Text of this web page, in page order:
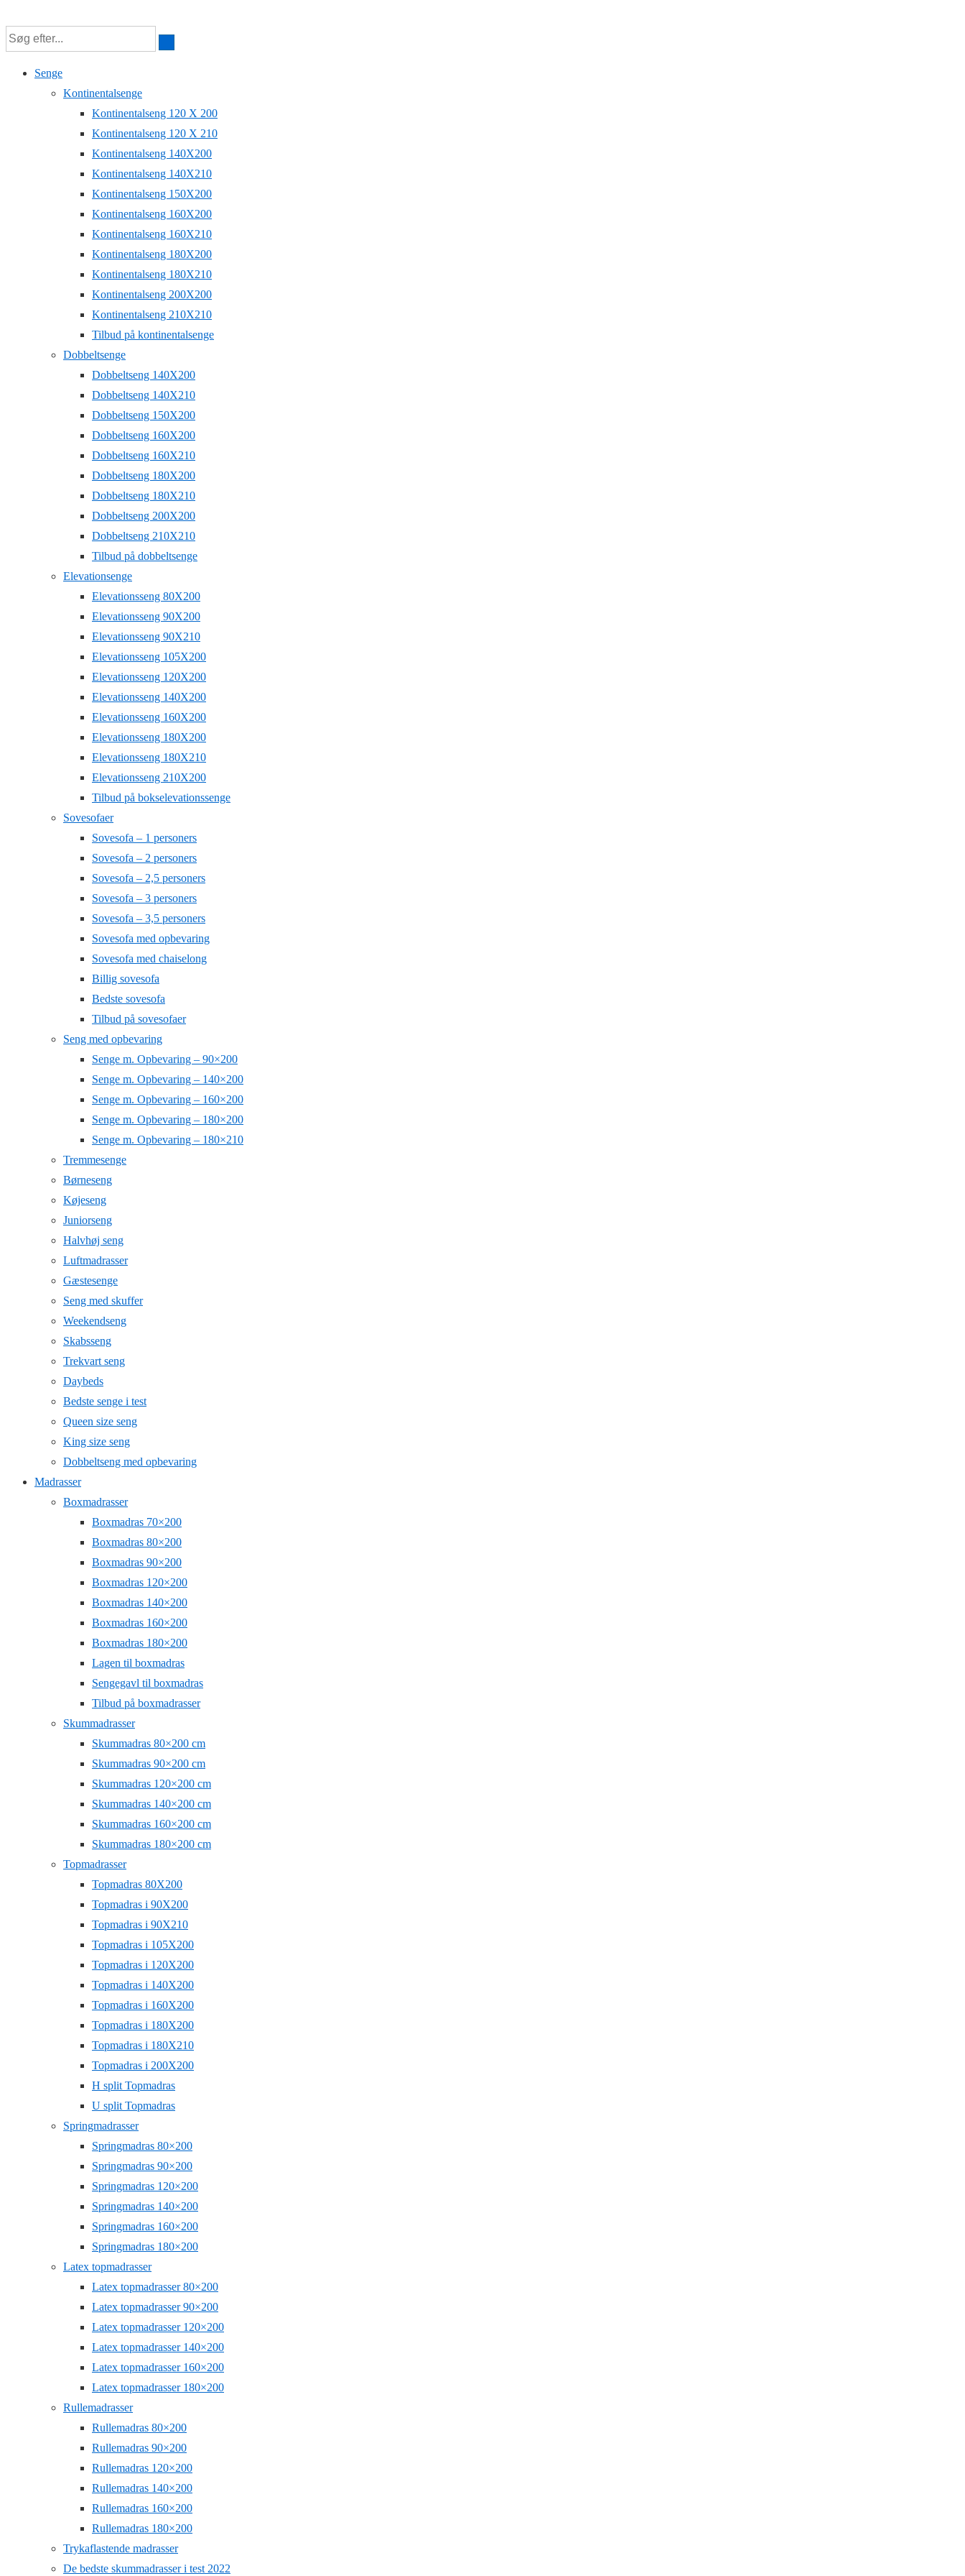
Hop
til
hovedindhold
Senge
Kontinentalsenge
Kontinentalseng 120 X 200
Kontinentalseng 120 X 210
Kontinentalseng 140X200
Kontinentalseng 140X210
Kontinentalseng 150X200
Kontinentalseng 160X200
Kontinentalseng 160X210
Kontinentalseng 180X200
Kontinentalseng 180X210
Kontinentalseng 200X200
Kontinentalseng 210X210
Tilbud på kontinentalsenge
Dobbeltsenge
Dobbeltseng 140X200
Dobbeltseng 140X210
Dobbeltseng 150X200
Dobbeltseng 160X200
Dobbeltseng 160X210
Dobbeltseng 180X200
Dobbeltseng 180X210
Dobbeltseng 200X200
Dobbeltseng 210X210
Tilbud på dobbeltsenge
Elevationsenge
Elevationsseng 80X200
Elevationsseng 90X200
Elevationsseng 90X210
Elevationsseng 105X200
Elevationsseng 120X200
Elevationsseng 140X200
Elevationsseng 160X200
Elevationsseng 180X200
Elevationsseng 180X210
Elevationsseng 210X200
Tilbud på bokselevationssenge
Sovesofaer
Sovesofa – 1 personers
Sovesofa – 2 personers
Sovesofa – 2,5 personers
Sovesofa – 3 personers
Sovesofa – 3,5 personers
Sovesofa med opbevaring
Sovesofa med chaiselong
Billig sovesofa
Bedste sovesofa
Tilbud på sovesofaer
Seng med opbevaring
Senge m. Opbevaring – 90×200
Senge m. Opbevaring – 140×200
Senge m. Opbevaring – 160×200
Senge m. Opbevaring – 180×200
Senge m. Opbevaring – 180×210
Tremmesenge
Børneseng
Køjeseng
Juniorseng
Halvhøj seng
Luftmadrasser
Gæstesenge
Seng med skuffer
Weekendseng
Skabsseng
Trekvart seng
Daybeds
Bedste senge i test
Queen size seng
King size seng
Dobbeltseng med opbevaring
Madrasser
Boxmadrasser
Boxmadras 70×200
Boxmadras 80×200
Boxmadras 90×200
Boxmadras 120×200
Boxmadras 140×200
Boxmadras 160×200
Boxmadras 180×200
Lagen til boxmadras
Sengegavl til boxmadras
Tilbud på boxmadrasser
Skummadrasser
Skummadras 80×200 cm
Skummadras 90×200 cm
Skummadras 120×200 cm
Skummadras 140×200 cm
Skummadras 160×200 cm
Skummadras 180×200 cm
Topmadrasser
Topmadras 80X200
Topmadras i 90X200
Topmadras i 90X210
Topmadras i 105X200
Topmadras i 120X200
Topmadras i 140X200
Topmadras i 160X200
Topmadras i 180X200
Topmadras i 180X210
Topmadras i 200X200
H split Topmadras
U split Topmadras
Springmadrasser
Springmadras 80×200
Springmadras 90×200
Springmadras 120×200
Springmadras 140×200
Springmadras 160×200
Springmadras 180×200
Latex topmadrasser
Latex topmadrasser 80×200
Latex topmadrasser 90×200
Latex topmadrasser 120×200
Latex topmadrasser 140×200
Latex topmadrasser 160×200
Latex topmadrasser 180×200
Rullemadrasser
Rullemadras 80×200
Rullemadras 90×200
Rullemadras 120×200
Rullemadras 140×200
Rullemadras 160×200
Rullemadras 180×200
Trykaflastende madrasser
De bedste skummadrasser i test 2022